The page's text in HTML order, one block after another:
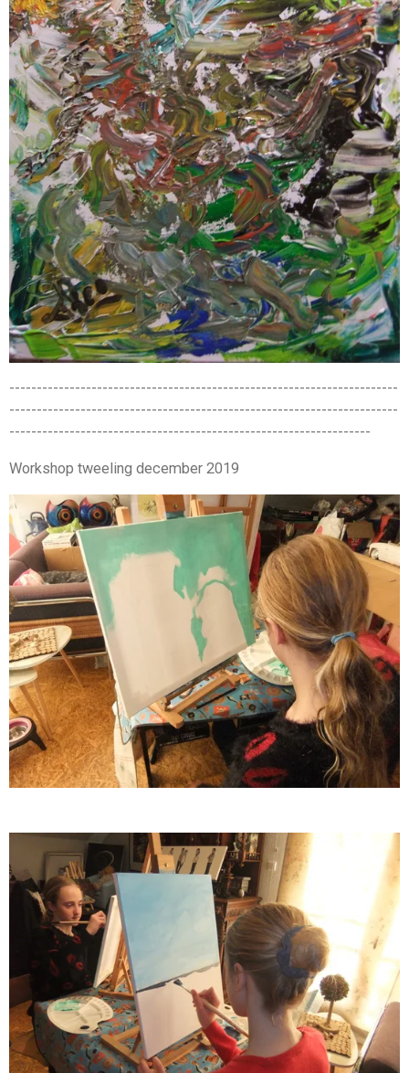
-----------------------------------------------------------------------
-----------------------------------------------------------------------
------------------------------------------------------------------
Workshop tweeling december 2019